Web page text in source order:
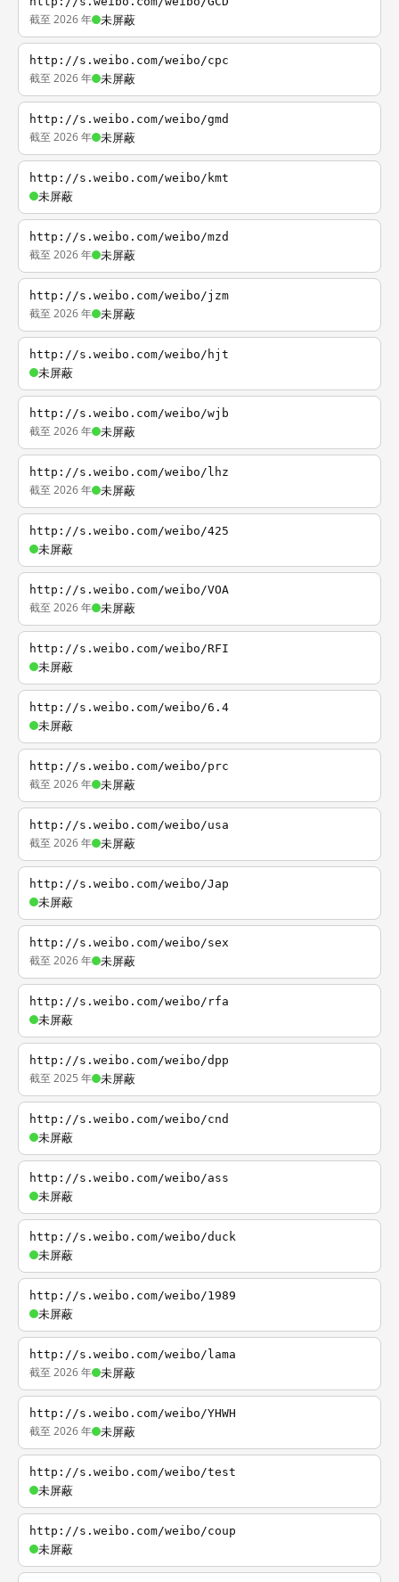
截至 2026 年 未屏蔽
http://s.weibo.com/weibo/cpc
截至 2026 年 未屏蔽
http://s.weibo.com/weibo/gmd
截至 2026 年 未屏蔽
http://s.weibo.com/weibo/kmt
未屏蔽
http://s.weibo.com/weibo/mzd
截至 2026 年 未屏蔽
http://s.weibo.com/weibo/jzm
截至 2026 年 未屏蔽
http://s.weibo.com/weibo/hjt
未屏蔽
http://s.weibo.com/weibo/wjb
截至 2026 年 未屏蔽
http://s.weibo.com/weibo/lhz
截至 2026 年 未屏蔽
http://s.weibo.com/weibo/425
未屏蔽
http://s.weibo.com/weibo/VOA
截至 2026 年 未屏蔽
http://s.weibo.com/weibo/RFI
未屏蔽
http://s.weibo.com/weibo/6.4
未屏蔽
http://s.weibo.com/weibo/prc
截至 2026 年 未屏蔽
http://s.weibo.com/weibo/usa
截至 2026 年 未屏蔽
http://s.weibo.com/weibo/Jap
未屏蔽
http://s.weibo.com/weibo/sex
截至 2026 年 未屏蔽
http://s.weibo.com/weibo/rfa
未屏蔽
http://s.weibo.com/weibo/dpp
截至 2025 年 未屏蔽
http://s.weibo.com/weibo/cnd
未屏蔽
http://s.weibo.com/weibo/ass
未屏蔽
http://s.weibo.com/weibo/duck
未屏蔽
http://s.weibo.com/weibo/1989
未屏蔽
http://s.weibo.com/weibo/lama
截至 2026 年 未屏蔽
http://s.weibo.com/weibo/YHWH
截至 2026 年 未屏蔽
http://s.weibo.com/weibo/test
未屏蔽
http://s.weibo.com/weibo/coup
未屏蔽